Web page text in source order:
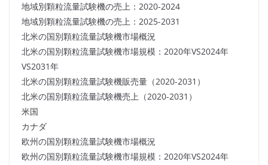
地域別顆粒流量試験機の売上：2020-2024
地域別顆粒流量試験機の売上：2025-2031
北米の国別顆粒流量試験機市場概況
北米の国別顆粒流量試験機市場規模：2020年VS2024年
VS2031年
北米の国別顆粒流量試験機販売量（2020-2031）
北米の国別顆粒流量試験機売上（2020-2031）
米国
カナダ
欧州の国別顆粒流量試験機市場概況
欧州の国別顆粒流量試験機市場規模：2020年VS2024年